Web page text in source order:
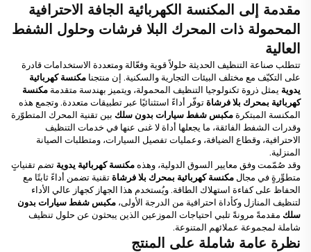
مقدمة إلى المكنسة الكهربائية الجافة الاحترافية
المحمولة ذات المحرك البلا فرشات وحلول الشفط
العالية
تتطلب صناعة التنظيف الحديثة حلولاً قوية وفعّالة ومتعددة الاستخدامات قادرة
على التكيّف مع مختلف البيئات التجارية والسكنية. إن منتجنا مكنسة كهربائية
يدوية يمثل ذروة تكنولوجيا التنظيف المحمولة، ويتميز بهندسة متقدمة مكنسة
كهربائية بمحرك بلا فرشاةتوفّر أداءً استثنائيًا عبر تطبيقات متعددة. وتجمع هذه
المكنسة المبتكرة مكبس شفط سيارات بدون سلك بين تقنية المحرك المتطوّرة
وقدرات الشفط الفائقة، ما يجعلها أداة لا غنى عنها في خدمات التنظيف
الاحترافية، وقطاع الضيافة، وعمليات تفصيل السيارات، ومتطلبات الصيانة
المنزلية.
وقد صُمّمت وفق معايير السوق الدولية، وهذه مكنسة كهربائية يدوية تضم تقنياتٍ
متطوِّرةٍ في مجال مكنسة كهربائية بمحرك بلا فرشاةتقنية تضمن أداءً ثابتًا مع
الحفاظ على كفاءة استهلاك الطاقة. ويُستخدم هذا الجهاز كجهاز عالي الأداء
لتنظيف المنازل وكأداة احترافية من الدرجة الأولى، مكبس شفط سيارات بدون
سلك مقدمةً مرونةً تلبي احتياجات الموزعين الذين يبحثون عن حلول تنظيف
شاملة لمجموعة عملائهم المتنوعة.
نظرة عامة شاملة على المنتج